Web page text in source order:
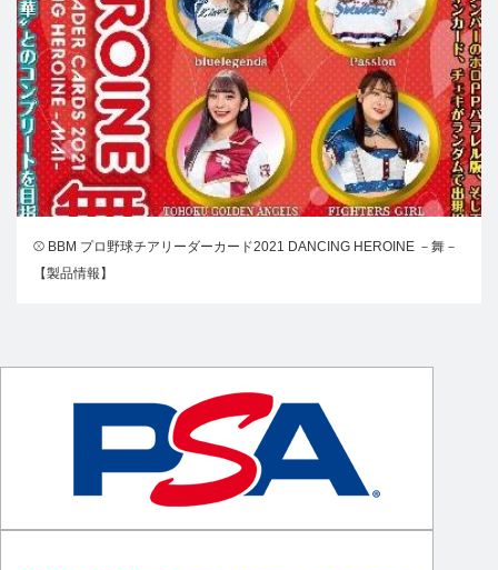
⚾ BBM プロ野球チアリーダーカード2021 DANCING HEROINE －舞－
【製品情報】